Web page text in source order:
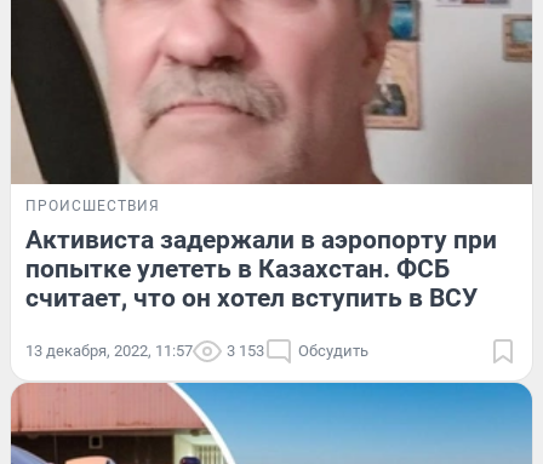
ПРОИСШЕСТВИЯ
Активиста задержали в аэропорту при
попытке улететь в Казахстан. ФСБ
считает, что он хотел вступить в ВСУ
13 декабря, 2022, 11:57 3 153 Обсудить